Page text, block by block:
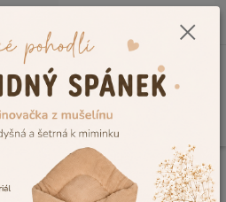
0,00 Kč
Dětské župany a ponča
Dětský
86